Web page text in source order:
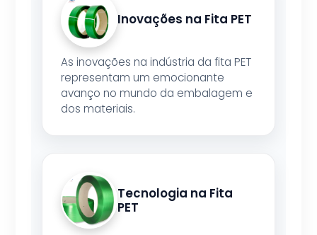
Inovações na Fita PET
As inovações na indústria da fita PET
representam um emocionante
avanço no mundo da embalagem e
dos materiais.
Tecnologia na Fita
PET